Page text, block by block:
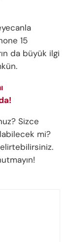
15
da büyük ilgi
Sizce
mi?